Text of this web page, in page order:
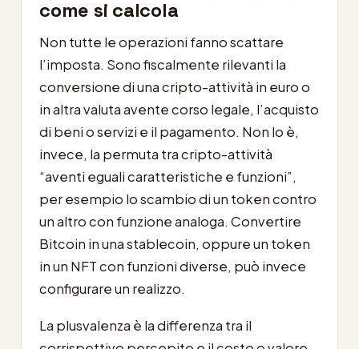
come si calcola
Non tutte le operazioni fanno scattare
l’imposta. Sono fiscalmente rilevanti la
conversione di una cripto-attività in euro o
in altra valuta avente corso legale, l’acquisto
di beni o servizi e il pagamento. Non lo è,
invece, la permuta tra cripto-attività
“aventi eguali caratteristiche e funzioni”,
per esempio lo scambio di un token contro
un altro con funzione analoga. Convertire
Bitcoin in una stablecoin, oppure un token
in un NFT con funzioni diverse, può invece
configurare un realizzo.
La plusvalenza è la differenza tra il